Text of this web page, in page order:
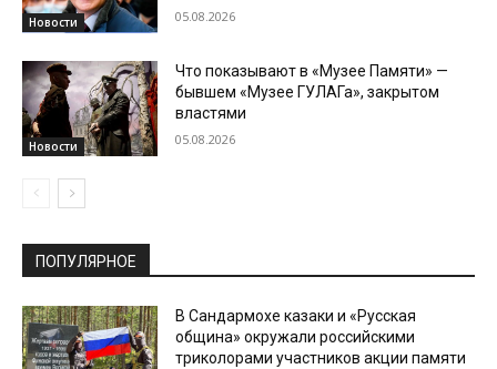
Новости 05.08.2026
Новости
Что показывают в «Музее Памяти» —
бывшем «Музее ГУЛАГа», закрытом
властями
05.08.2026
ПОПУЛЯРНОЕ
В Сандармохе казаки и «Русская
община» окружали российскими
триколорами участников акции памяти